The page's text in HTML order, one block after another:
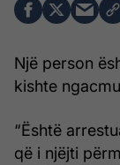
Një person
kishte
“Është
që i njëjti